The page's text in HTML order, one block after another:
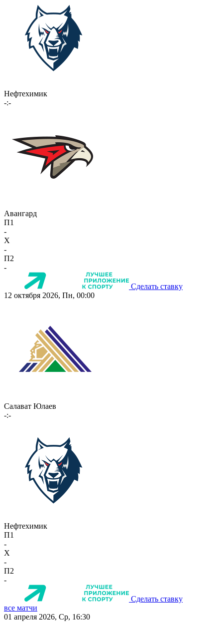
Нефтехимик
-:-
Авангард
П1
-
X
-
П2
-
Сделать ставку
12 октября 2026, Пн, 00:00
Салават Юлаев
-:-
Нефтехимик
П1
-
X
-
П2
-
Сделать ставку
все матчи
01 апреля 2026, Ср, 16:30